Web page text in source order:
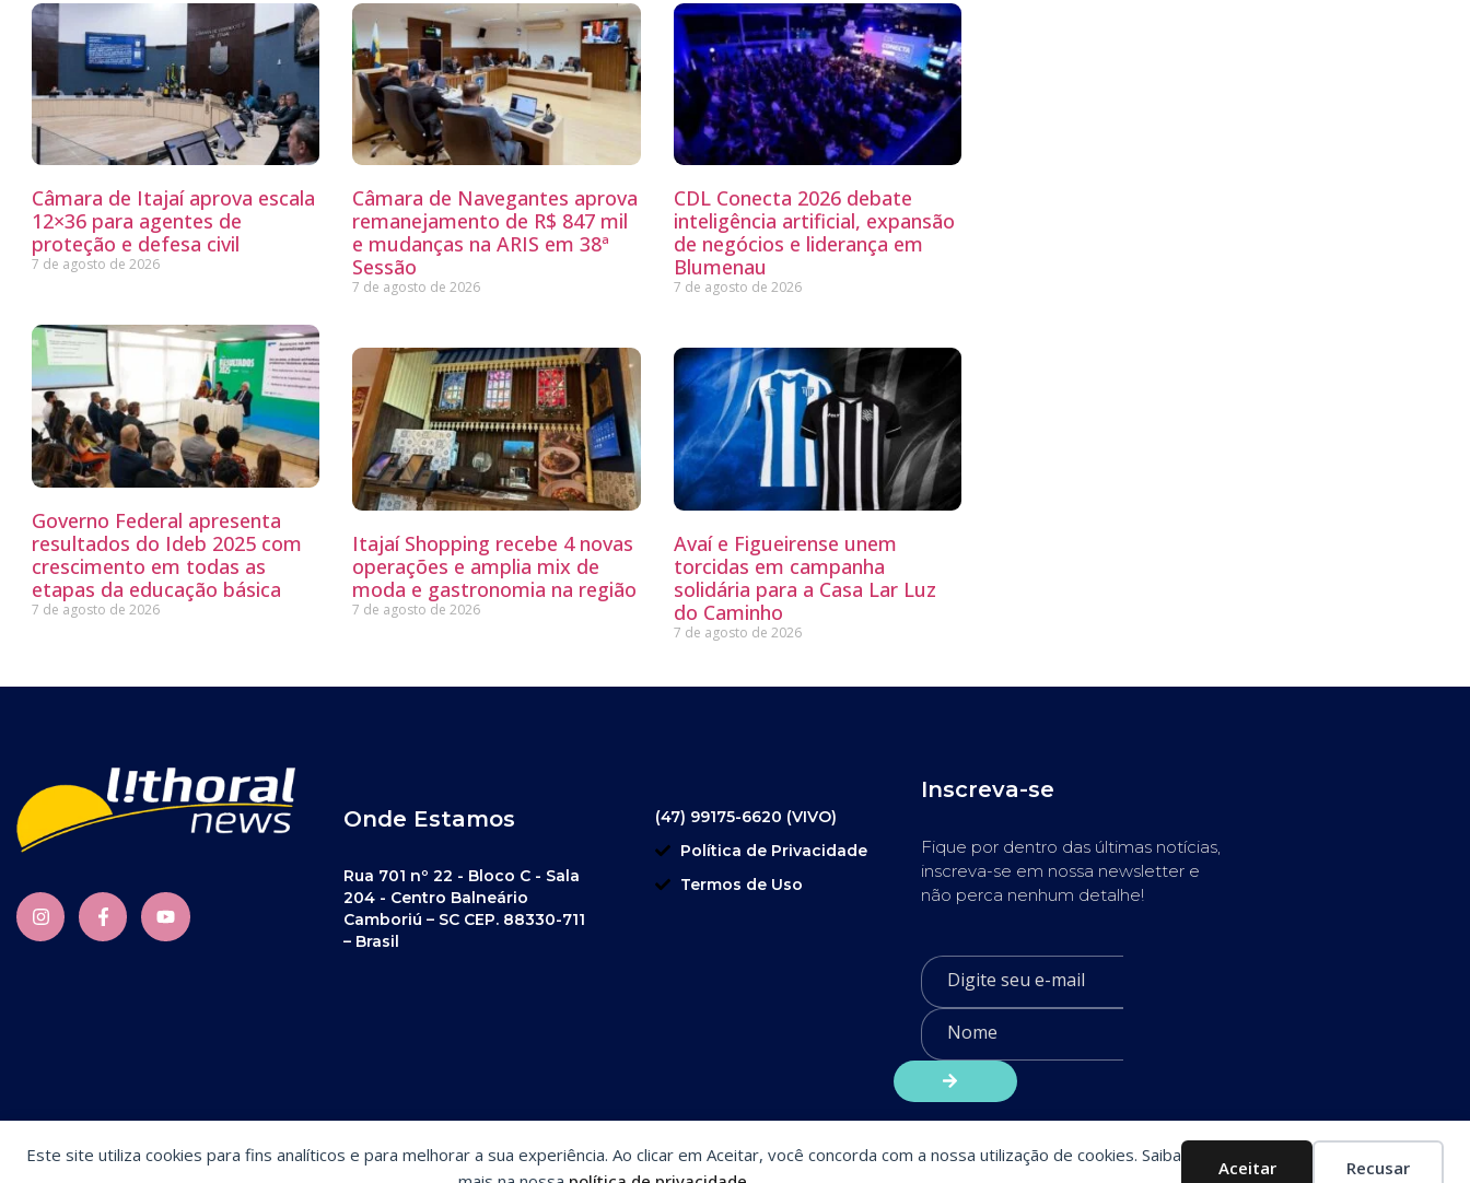
Este site utiliza cookies para fins analíticos e para melhorar a sua experiência. Ao clicar em Aceitar, você concorda com a nossa utilização de cookies. Saiba
Aceitar Recusar
Preferências de cookies
Câmara de Itajaí aprova escala
12×36 para agentes de
proteção e defesa civil
7 de agosto de 2026
Câmara de Navegantes aprova
remanejamento de R$ 847 mil
e mudanças na ARIS em 38ª
Sessão
7 de agosto de 2026
CDL Conecta 2026 debate
inteligência artificial, expansão
de negócios e liderança em
Blumenau
7 de agosto de 2026
Governo Federal apresenta
resultados do Ideb 2025 com
crescimento em todas as
etapas da educação básica
7 de agosto de 2026
Itajaí Shopping recebe 4 novas
operações e amplia mix de
moda e gastronomia na região
7 de agosto de 2026
Avaí e Figueirense unem
torcidas em campanha
solidária para a Casa Lar Luz
do Caminho
7 de agosto de 2026
Onde Estamos
Rua 701 nº 22 - Bloco C - Sala
204 - Centro Balneário
Camboriú – SC CEP. 88330-711
– Brasil
(47) 99175-6620 (VIVO)
Política de Privacidade
Termos de Uso
Inscreva-se
Fique por dentro das últimas notícias,
inscreva-se em nossa newsletter e
não perca nenhum detalhe!